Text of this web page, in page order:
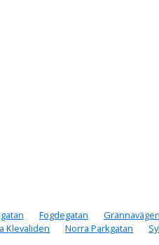
Fogdegatan Grännavägen
Klevaliden Norra Parkgatan